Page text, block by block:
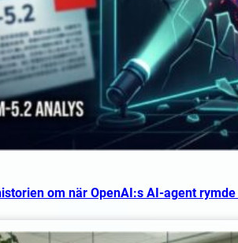
om när OpenAI:s AI-agent